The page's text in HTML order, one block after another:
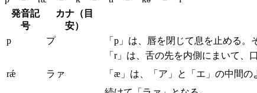
発音記
号
カナ（目
安）
p プ 「p」は、唇を閉じて息を止める
rǽ ラァ
「r」は、舌の先を内側にまいて、
「æ」は、「ア」と「エ」の中間